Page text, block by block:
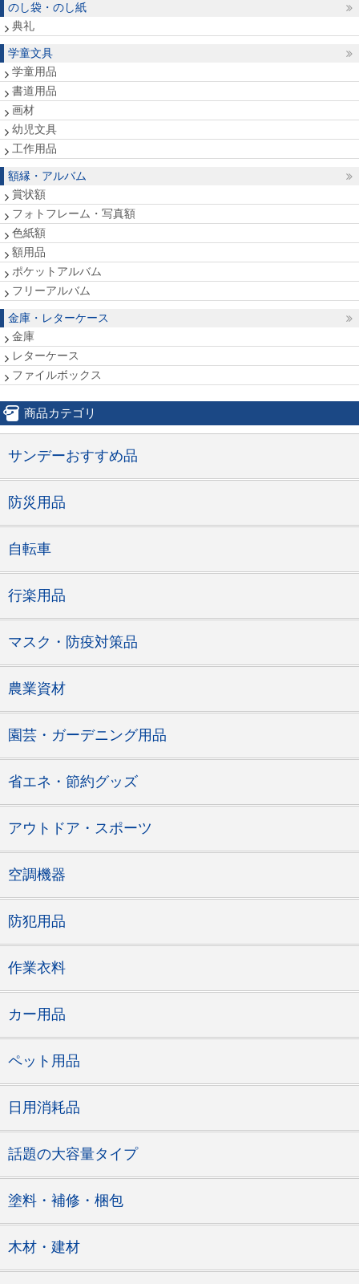
のし袋・のし紙
典礼
学童文具
学童用品
書道用品
画材
幼児文具
工作用品
額縁・アルバム
賞状額
フォトフレーム・写真額
色紙額
額用品
ポケットアルバム
フリーアルバム
金庫・レターケース
金庫
レターケース
ファイルボックス
商品カテゴリ
サンデーおすすめ品
防災用品
自転車
行楽用品
マスク・防疫対策品
農業資材
園芸・ガーデニング用品
省エネ・節約グッズ
アウトドア・スポーツ
空調機器
防犯用品
作業衣料
カー用品
ペット用品
日用消耗品
話題の大容量タイプ
塗料・補修・梱包
木材・建材